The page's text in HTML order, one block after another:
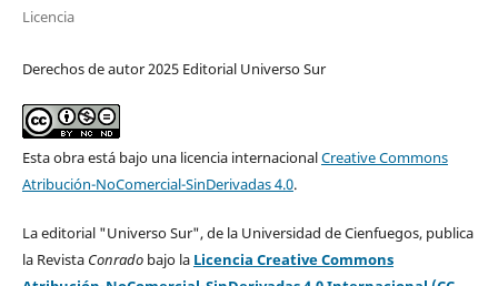
Licencia
Derechos de autor 2025 Editorial Universo Sur
Esta obra está bajo una licencia internacionalCreative Commons
Atribución-NoComercial-SinDerivadas 4.0.
La editorial "Universo Sur", de la Universidad de Cienfuegos, publica
la Revista Conradobajo la Licencia Creative Commons